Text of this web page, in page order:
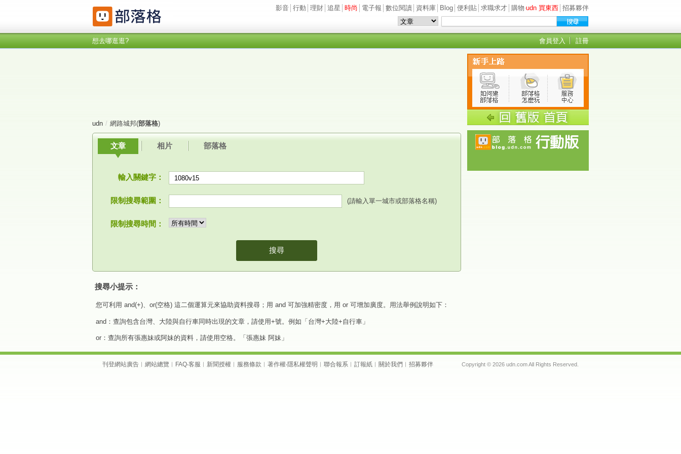
影音 行動 理財 追星 時尚 電子報 數位閱讀 資料庫 Blog 便利貼 求職求才 購物‧udn 買東西 招募夥伴
想去哪逛逛? 會員登入 註冊
udn / 網路城邦(部落格)
文章 相片 部落格
輸入關鍵字：
限制搜尋範圍： (請輸入單一城市或部落格名稱)
限制搜尋時間：
搜尋
搜尋小提示：
您可利用 and(+)、or(空格) 這二個運算元來協助資料搜尋；用 and 可加強精密度，用 or 可增加廣度。用法舉例說明如下：
and：查詢包含台灣、大陸與自行車同時出現的文章，請使用+號。例如「台灣+大陸+自行車」
or：查詢所有張惠妹或阿妹的資料，請使用空格。「張惠妹 阿妹」
刊登網站廣告 ︱ 網站總覽 ︱ FAQ‧客服 ︱ 新聞授權 ︱ 服務條款 ︱ 著作權‧隱私權聲明 ︱ 聯合報系 ︱ 訂報紙 ︱ 關於我們 ︱ 招募夥伴 Copyright © 2026 udn.com All Rights Reserved.